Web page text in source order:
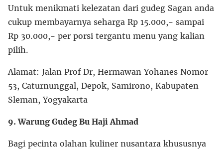
Untuk menikmati kelezatan dari gudeg Sagan anda
cukup membayarnya seharga Rp 15.000,- sampai
Rp 30.000,- per porsi tergantu menu yang kalian
pilih.
Alamat: Jalan Prof Dr, Hermawan Yohanes Nomor
53, Caturnunggal, Depok, Samirono, Kabupaten
Sleman, Yogyakarta
9. Warung Gudeg Bu Haji Ahmad
Bagi pecinta olahan kuliner nusantara khususnya